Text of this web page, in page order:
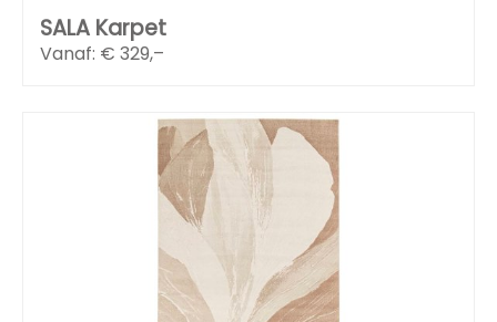
SALA Karpet
Vanaf: € 329,–